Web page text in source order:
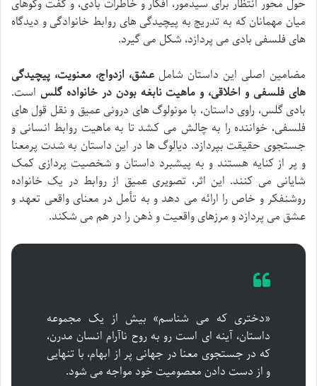
حول محور انتظار برای سیدمور، افکار و خاطرات بادی، و گفت وگوهای
میان مهمانان که به تدریج به پیچیدگی های روابط خانوادگی و دیدگاه
های فلسفی بادی می پردازد، شکل می گیرد.
مضامین اصلی این داستان شاملعشق، ازدواج، معنویت، پیچیدگی
های فلسفی و اخلاقی، و ماهیت نابغه بودن در خانواده گلس است.
بادی گلس، راوی داستان، با مونولوگ های درونی عمیق و نقل قول های
فلسفی، خواننده را به چالش می کشد تا به ماهیت روابط انسانی و
جستجوی حقیقت بپردازد. دیالوگ ها در این داستان به شدت پرمعنا
و پر از کنایه هستند و به پیشبرد داستان و شخصیت پردازی کمک
شایانی می کنند. این اثر، تصویری عمیق از روابط در یک خانواده
روشنفکر و خاص را ارائه می دهد و به تأمل در معنای واقعی تعهد و
عشق می پردازد و مرزهای واقعیت و ذهن را در هم می شکند.
«دختری که می شناسم» بیش از یک مجموعه
داستان، آینه ای است رو به روح ناآرام انسان مدرن،
که در جستجوی معنا در جهانی پر از ابهام، با تنهایی
و از دست دادن معصومیت خود مواجه می شود.